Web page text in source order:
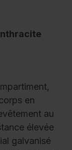
en
au
élevée
galvanisé